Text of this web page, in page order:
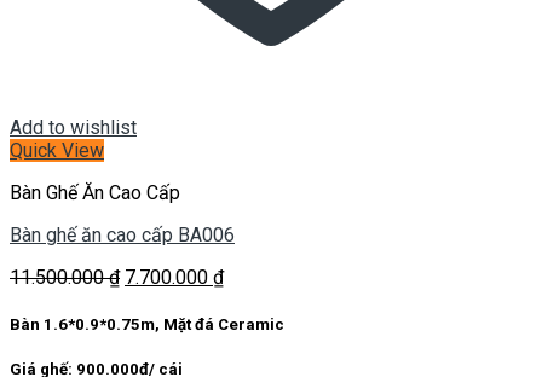
Add to wishlist
Quick View
Bàn Ghế Ăn Cao Cấp
Bàn ghế ăn cao cấp BA006
11.500.000₫ Giá
là:
7.700.000 ₫Giá
tại
Bàn 1.6*0.9*0.75m, Mặt đá Ceramic
Giá ghế: 900.000đ/ cái